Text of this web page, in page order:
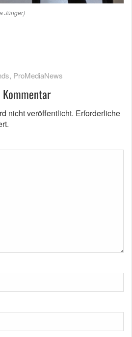
Jünger)
, ProMediaNews
Kommentar
nicht veröffentlicht. Erforderliche